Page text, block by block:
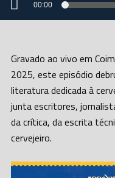
00:00
Gravado ao vivo em
2025, este episódio
literatura dedicada à
junta escritores,
da crítica, da escrita
cervejeiro.